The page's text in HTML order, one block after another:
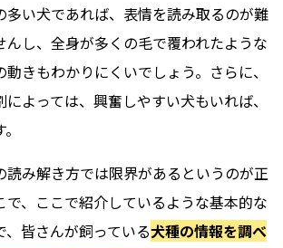
多い犬であれば、表情を読み取るのが難
んし、全身が多くの毛で覆われたような
きもわかりにくいでしょう。さらに、
よっては、興奮しやすい犬もいれば、
読み解き方では限界があるというのが正
で、ここで紹介しているような基本的な
皆さんが飼っている犬種の情報を調べ